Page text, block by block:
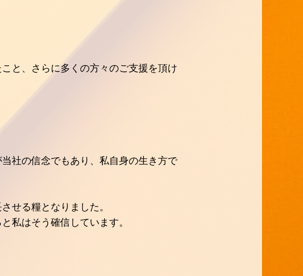
と、さらに多く の方々のご支援を頂け
当社の信念でもあり、私自身の生き方で
せる糧となりました。
と私はそう確信しています。